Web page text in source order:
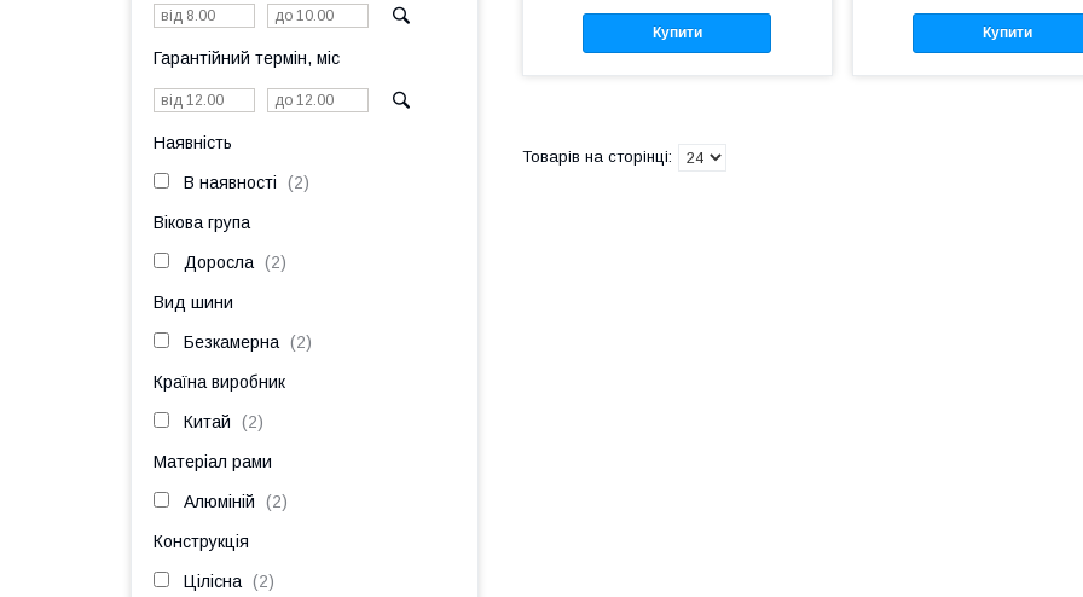
Купити Купити
Гарантійний термін, міс
Наявність
В наявності 2
Вікова група
Доросла 2
Вид шини
Безкамерна 2
Країна виробник
Китай 2
Матеріал рами
Алюміній 2
Конструкція
Цілісна 2